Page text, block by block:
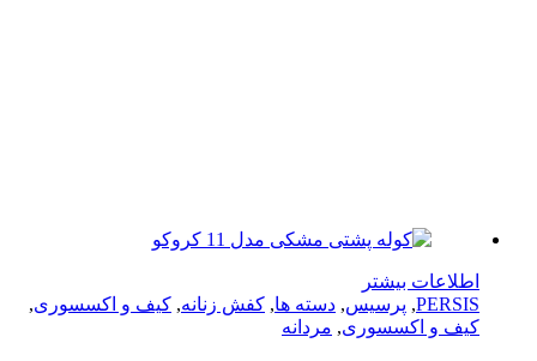
بیشتر
پرسیس, دسته ها, کفش زنانه,کیف و اکسسوری,
و اکسسوری,مردانه